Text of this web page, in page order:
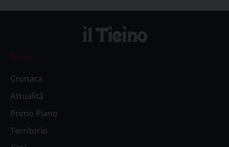
News
Cronaca
Attualità
Primo Piano
Territorio